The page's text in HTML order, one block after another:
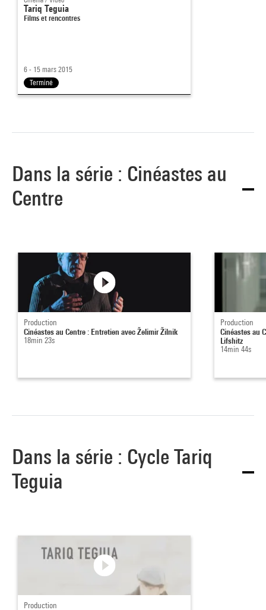
Tariq Teguia
Films et rencontres
6 - 15 mars 2015
Terminé
Dans la série : Cinéastes au
Centre
Production
Cinéastes au Centre : Entretien avec Želimir Žilnik
18min 23s
Production
Cinéastes au
Lifshitz
14min 44s
Dans la série : Cycle Tariq
Teguia
Production